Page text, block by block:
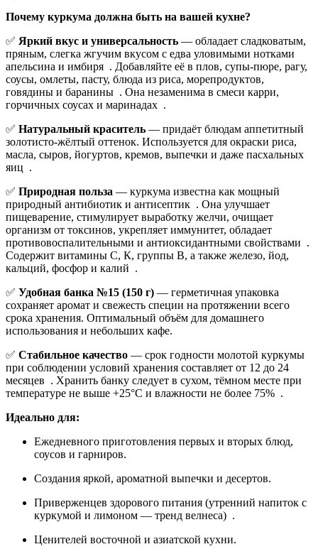
Почему куркума должна быть на вашей кухне?
✅ Яркий вкус и универсальность — обладает сладковатым,
пряным, слегка жгучим вкусом с едва уловимыми нотками
апельсина и имбиря . Добавляйте её в плов, супы-пюре, рагу,
соусы, омлеты, пасту, блюда из риса, морепродуктов,
говядины и баранины . Она незаменима в смеси карри,
горчичных соусах и маринадах .
✅ Натуральный краситель — придаёт блюдам аппетитный
золотисто-жёлтый оттенок. Используется для окраски риса,
масла, сыров, йогуртов, кремов, выпечки и даже пасхальных
яиц .
✅ Природная польза — куркума известна как мощный
природный антибиотик и антисептик . Она улучшает
пищеварение, стимулирует выработку желчи, очищает
организм от токсинов, укрепляет иммунитет, обладает
противовоспалительными и антиоксидантными свойствами .
Содержит витамины С, К, группы В, а также железо, йод,
кальций, фосфор и калий .
✅ Удобная банка №15 (150 г) — герметичная упаковка
сохраняет аромат и свежесть специи на протяжении всего
срока хранения. Оптимальный объём для домашнего
использования и небольших кафе.
✅ Стабильное качество — срок годности молотой куркумы
при соблюдении условий хранения составляет от 12 до 24
месяцев . Хранить банку следует в сухом, тёмном месте при
температуре не выше +25°С и влажности не более 75% .
Идеально для:
Ежедневного приготовления первых и вторых блюд,
соусов и гарниров.
Создания яркой, ароматной выпечки и десертов.
Приверженцев здорового питания (утренний напиток с
куркумой и лимоном — тренд велнеса) .
Ценителей восточной и азиатской кухни.